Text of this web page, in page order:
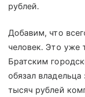
рублей.
Добавим, что
человек. Это уже
Братским
обязал
тысяч рублей